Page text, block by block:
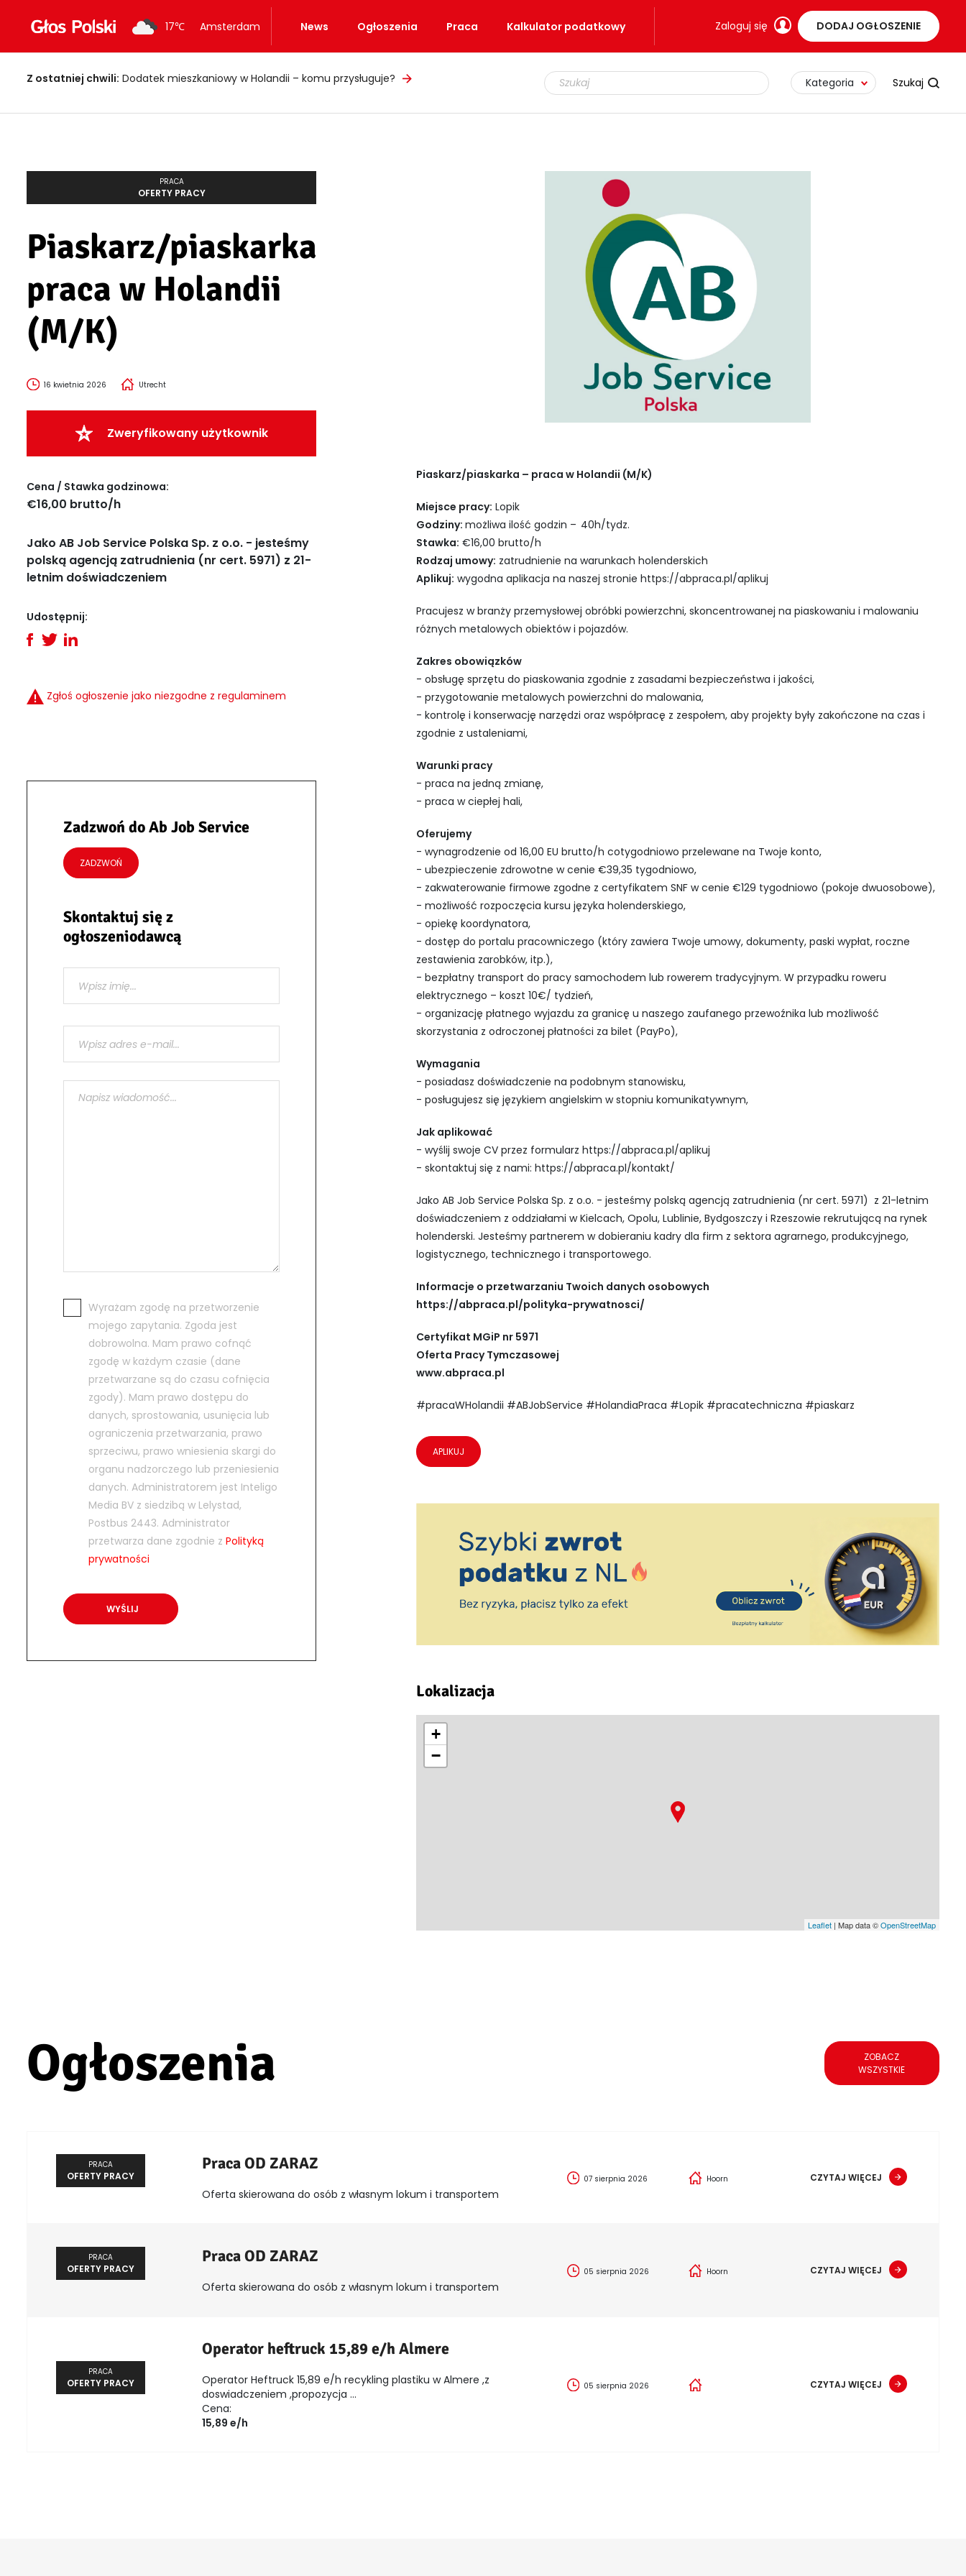
17℃ Amsterdam News Ogłoszenia Praca Kalkulator podatkowy Zaloguj się DODAJ OGŁOSZENIE
Z ostatniej chwili: Dodatek mieszkaniowy w Holandii – komu przysługuje? Kategoria
PRACA
OFERTY PRACY
Piaskarz/piaskarka
praca w Holandii
(M/K)
16 kwietnia 2026 Utrecht
Zweryfikowany użytkownik
Cena / Stawka godzinowa:
€16,00 brutto/h
Jako AB Job Service Polska Sp. z o.o. - jesteśmy
polską agencją zatrudnienia (nr cert. 5971) z 21-
letnim doświadczeniem
Udostępnij:
Zgłoś ogłoszenie jako niezgodne z regulaminem
Zadzwoń do Ab Job Service
ZADZWOŃ
Skontaktuj się z
ogłoszeniodawcą
Wyrażam zgodę na przetworzenie
mojego zapytania. Zgoda jest
dobrowolna. Mam prawo cofnąć
zgodę w każdym czasie (dane
przetwarzane są do czasu cofnięcia
zgody). Mam prawo dostępu do
danych, sprostowania, usunięcia lub
ograniczenia przetwarzania, prawo
sprzeciwu, prawo wniesienia skargi do
organu nadzorczego lub przeniesienia
danych. Administratorem jest Inteligo
Media BV z siedzibą w Lelystad,
Postbus 2443. Administrator
przetwarza dane zgodnie z Polityką
prywatności
Piaskarz/piaskarka – praca w Holandii (M/K)
Miejsce pracy: Lopik
Godziny: możliwa ilość godzin – 40h/tydz.
Stawka: €16,00 brutto/h
Rodzaj umowy: zatrudnienie na warunkach holenderskich
Aplikuj: wygodna aplikacja na naszej stronie https://abpraca.pl/aplikuj
Pracujesz w branży przemysłowej obróbki powierzchni, skoncentrowanej na piaskowaniu i malowaniu
różnych metalowych obiektów i pojazdów.
Zakres obowiązków
- obsługę sprzętu do piaskowania zgodnie z zasadami bezpieczeństwa i jakości,
- przygotowanie metalowych powierzchni do malowania,
- kontrolę i konserwację narzędzi oraz współpracę z zespołem, aby projekty były zakończone na czas i
zgodnie z ustaleniami,
Warunki pracy
- praca na jedną zmianę,
- praca w ciepłej hali,
Oferujemy
- wynagrodzenie od 16,00 EU brutto/h cotygodniowo przelewane na Twoje konto,
- ubezpieczenie zdrowotne w cenie €39,35 tygodniowo,
- zakwaterowanie firmowe zgodne z certyfikatem SNF w cenie €129 tygodniowo (pokoje dwuosobowe),
- możliwość rozpoczęcia kursu języka holenderskiego,
- opiekę koordynatora,
- dostęp do portalu pracowniczego (który zawiera Twoje umowy, dokumenty, paski wypłat, roczne
zestawienia zarobków, itp.),
- bezpłatny transport do pracy samochodem lub rowerem tradycyjnym. W przypadku roweru
elektrycznego – koszt 10€/ tydzień,
- organizację płatnego wyjazdu za granicę u naszego zaufanego przewoźnika lub możliwość
skorzystania z odroczonej płatności za bilet (PayPo),
Wymagania
- posiadasz doświadczenie na podobnym stanowisku,
- posługujesz się językiem angielskim w stopniu komunikatywnym,
Jak aplikować
- wyślij swoje CV przez formularz https://abpraca.pl/aplikuj
- skontaktuj się z nami: https://abpraca.pl/kontakt/
Jako AB Job Service Polska Sp. z o.o. - jesteśmy polską agencją zatrudnienia (nr cert. 5971) z 21-letnim
doświadczeniem z oddziałami w Kielcach, Opolu, Lublinie, Bydgoszczy i Rzeszowie rekrutującą na rynek
holenderski. Jesteśmy partnerem w dobieraniu kadry dla firm z sektora agrarnego, produkcyjnego,
logistycznego, technicznego i transportowego.
Informacje o przetwarzaniu Twoich danych osobowych
https://abpraca.pl/polityka-prywatnosci/
Certyfikat MGiP nr 5971
Oferta Pracy Tymczasowej
www.abpraca.pl
#pracaWHolandii #ABJobService #HolandiaPraca #Lopik #pracatechniczna #piaskarz
APLIKUJ
Lokalizacja
+
−
Leaflet| Map data ©OpenStreetMap
Ogłoszenia
ZOBACZ
WSZYSTKIE
PRACA
OFERTY PRACY
Praca OD ZARAZ
Oferta skierowana do osób z własnym lokum i transportem
07 sierpnia 2026 Hoorn CZYTAJ WIĘCEJ
PRACA
OFERTY PRACY
Praca OD ZARAZ
Oferta skierowana do osób z własnym lokum i transportem
05 sierpnia 2026 Hoorn CZYTAJ WIĘCEJ
PRACA
OFERTY PRACY
Operator heftruck 15,89 e/h Almere
Operator Heftruck 15,89 e/h recykling plastiku w Almere ,z
doswiadczeniem ,propozycja ...
Cena:
15,89 e/h
05 sierpnia 2026 CZYTAJ WIĘCEJ